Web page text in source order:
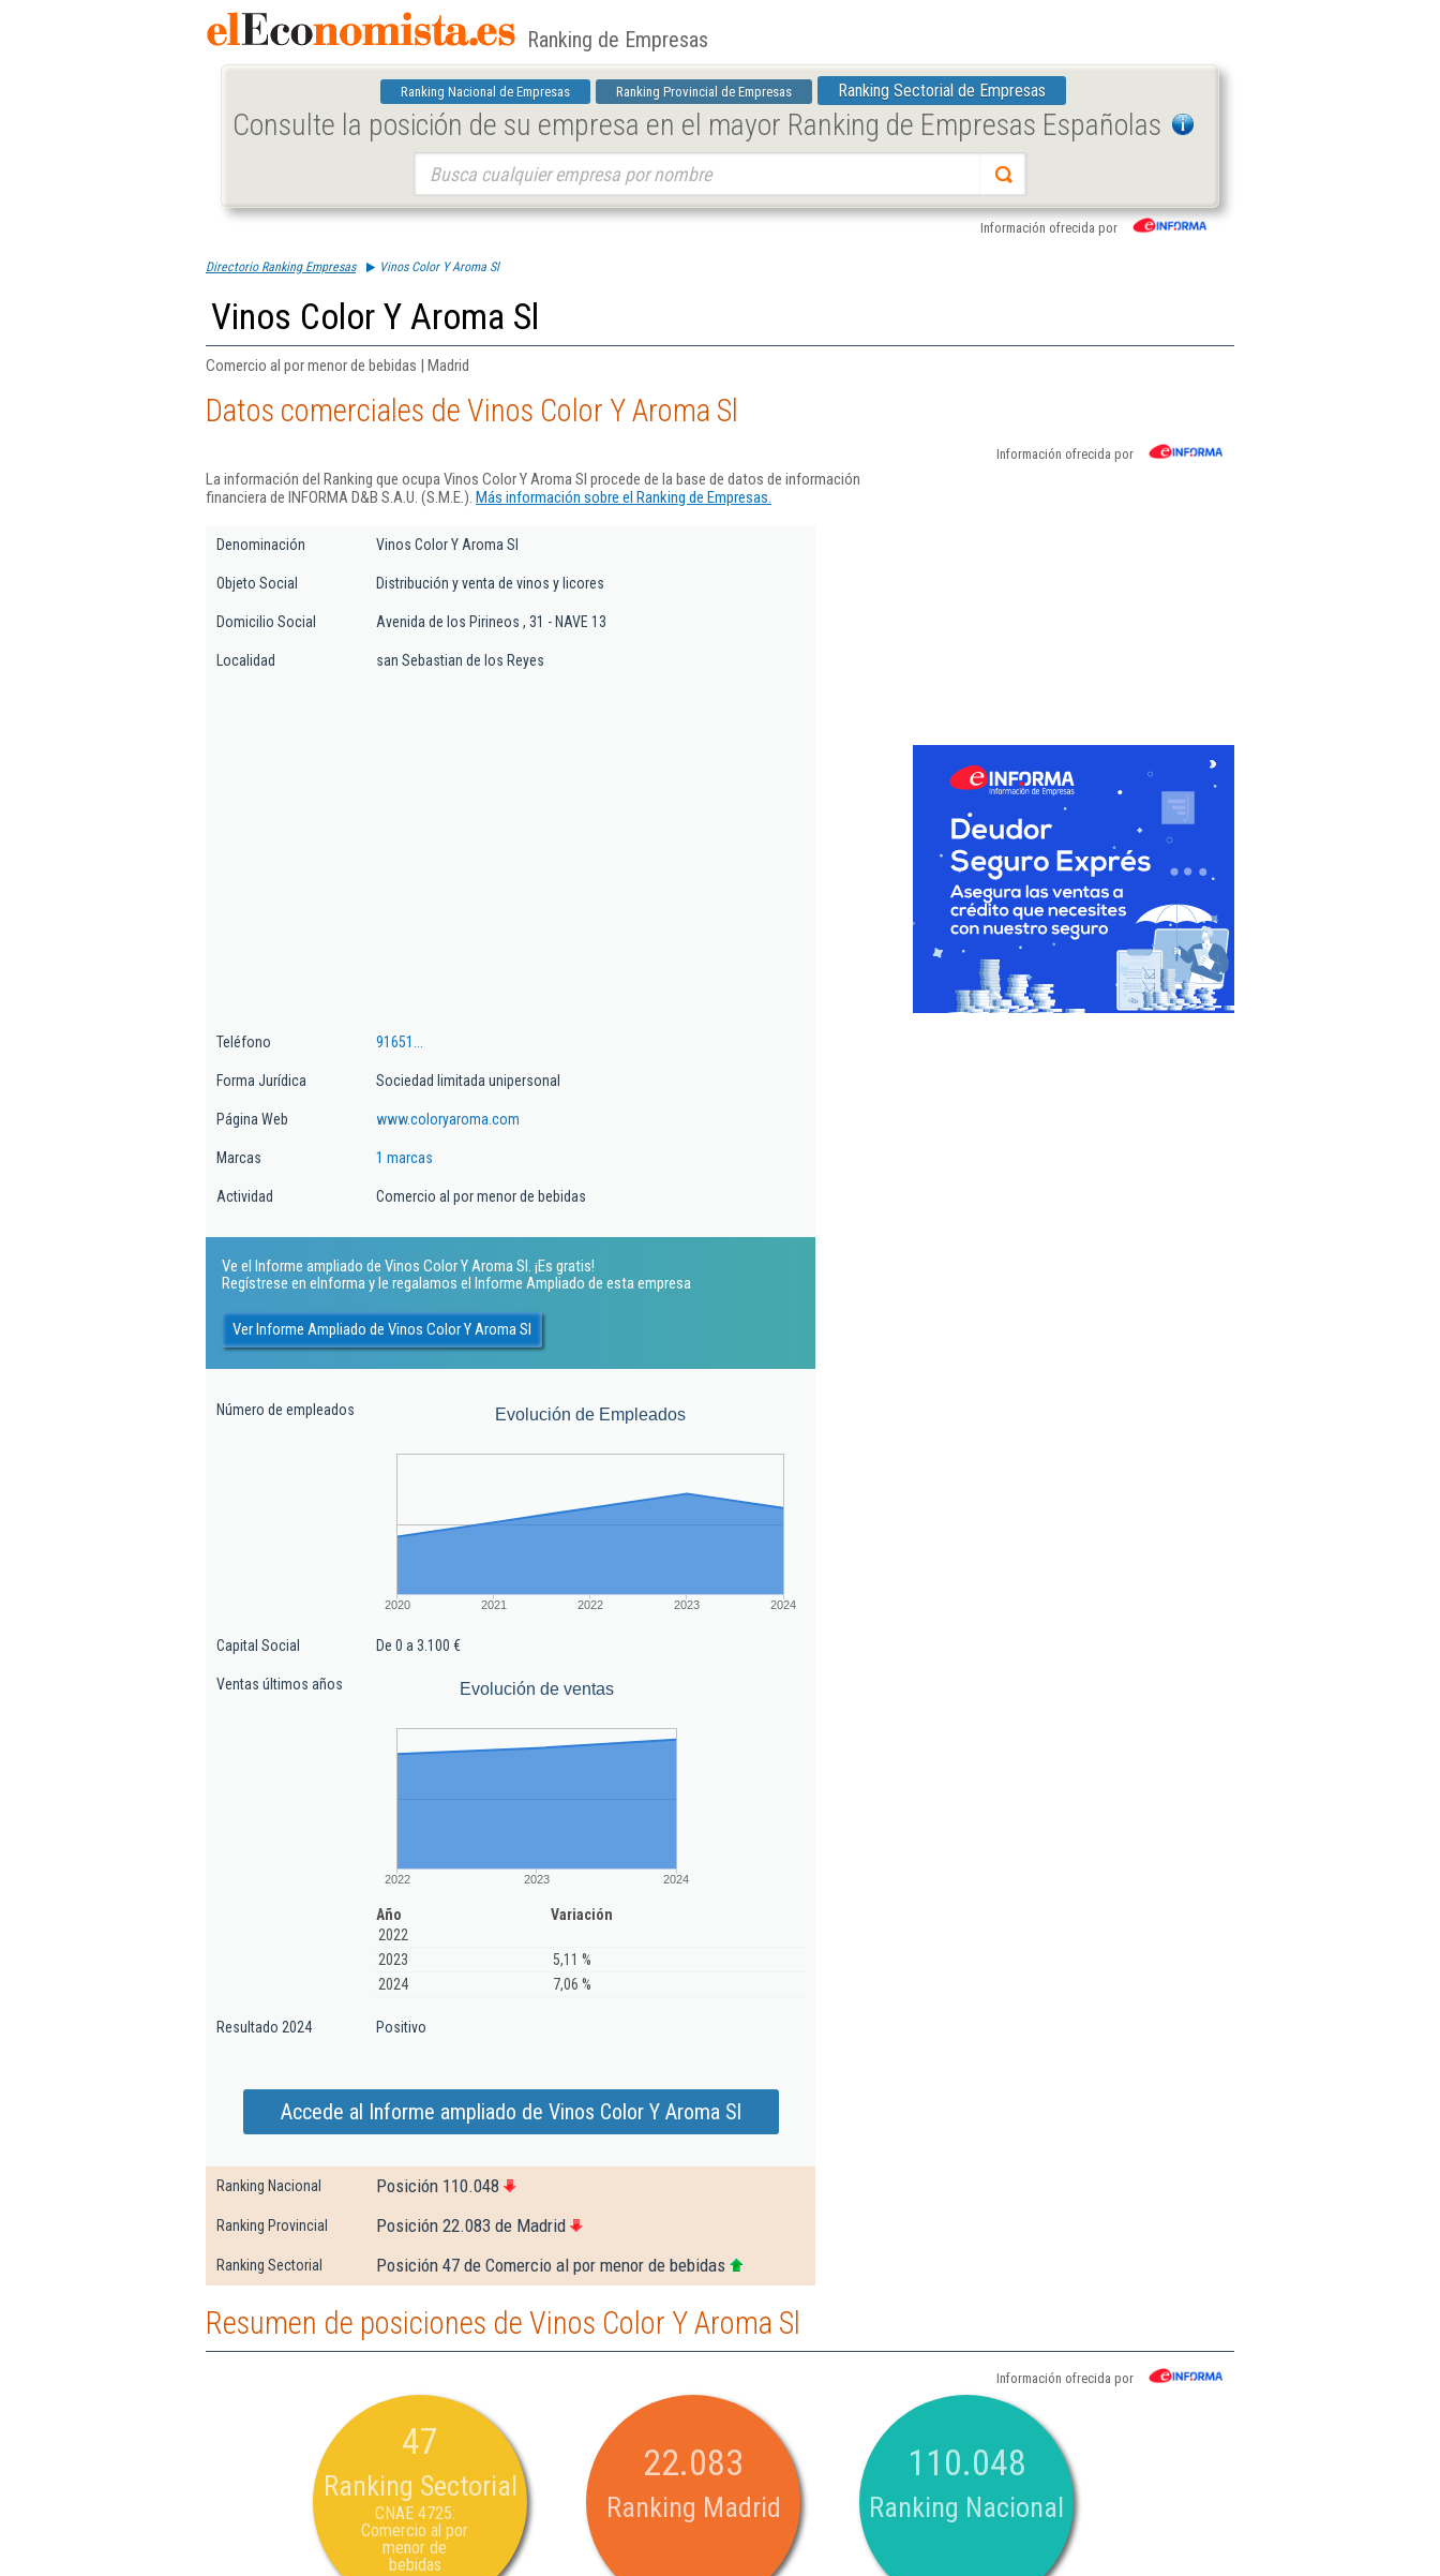
Ranking de Empresas
Ranking Nacional de Empresas Ranking Provincial de Empresas Ranking Sectorial de Empresas
Consulte la posición de su empresa en el mayor Ranking de Empresas Españolas
Información ofrecida por
Directorio Ranking Empresas Vinos Color Y Aroma Sl
Vinos Color Y Aroma Sl
Comercio al por menor de bebidas | Madrid
Datos comerciales de Vinos Color Y Aroma Sl
Información ofrecida por
La información del Ranking que ocupa Vinos Color Y Aroma Sl procede de la base de datos de información
financiera de INFORMA D&B S.A.U. (S.M.E.). Más información sobre el Ranking de Empresas.
Denominación Vinos Color Y Aroma Sl
Objeto Social Distribución y venta de vinos y licores
Domicilio Social Avenida de los Pirineos , 31 - NAVE 13
Localidad san Sebastian de los Reyes
Teléfono 91651...
Forma Jurídica Sociedad limitada unipersonal
Página Web www.coloryaroma.com
Marcas 1 marcas
Actividad Comercio al por menor de bebidas
Ve el Informe ampliado de Vinos Color Y Aroma Sl. ¡Es gratis!
Regístrese en eInforma y le regalamos el Informe Ampliado de esta empresa
Ver Informe Ampliado de Vinos Color Y Aroma Sl
Número de empleados Evolución de Empleados
2020 2021 2022 2023 2024
Capital Social De 0 a 3.100 €
Ventas últimos años Evolución de ventas
2022 2023 2024
Año
Variación
2022
2023
5,11 %
2024
7,06 %
Resultado 2024 Positivo
Accede al Informe ampliado de Vinos Color Y Aroma Sl
Ranking Nacional Posición 110.048
Ranking Provincial Posición 22.083 de Madrid
Ranking Sectorial Posición 47 de Comercio al por menor de bebidas
Resumen de posiciones de Vinos Color Y Aroma Sl
Información ofrecida por
47
Ranking Sectorial
CNAE 4725:
Comercio al por
menor de
bebidas
22.083
Ranking Madrid
110.048
Ranking Nacional